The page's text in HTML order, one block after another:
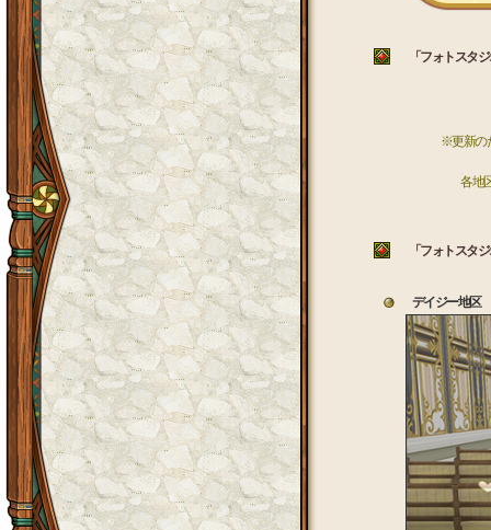
「フォトスタジ
※更新の
各地
「フォトスタジ
デイジー地区